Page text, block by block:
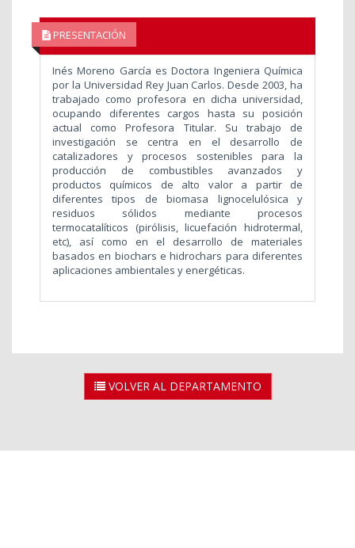
PRESENTACIÓN
Inés Moreno García es Doctora Ingeniera Química
por la Universidad Rey Juan Carlos. Desde 2003, ha
trabajado como profesora en dicha universidad,
ocupando diferentes cargos hasta su posición
actual como Profesora Titular. Su trabajo de
investigación se centra en el desarrollo de
catalizadores y procesos sostenibles para la
producción de combustibles avanzados y
productos químicos de alto valor a partir de
diferentes tipos de biomasa lignocelulósica y
residuos sólidos mediante procesos
termocatalíticos (pirólisis, licuefación hidrotermal,
etc), así como en el desarrollo de materiales
basados en biochars e hidrochars para diferentes
aplicaciones ambientales y energéticas.
VOLVER AL DEPARTAMENTO